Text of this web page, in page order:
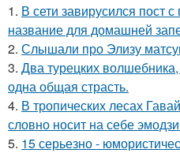
1. В сети завирусился пост
название для домашней
2. Слышали про Элизу
3. Два турецких
одна общая страсть.
4. В тропических лесах
словно носит на себе
5. 15 серьезно -